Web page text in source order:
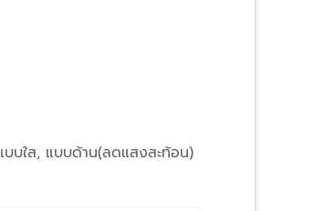
บใส, แบบด้าน(ลดแสงสะท้อน)